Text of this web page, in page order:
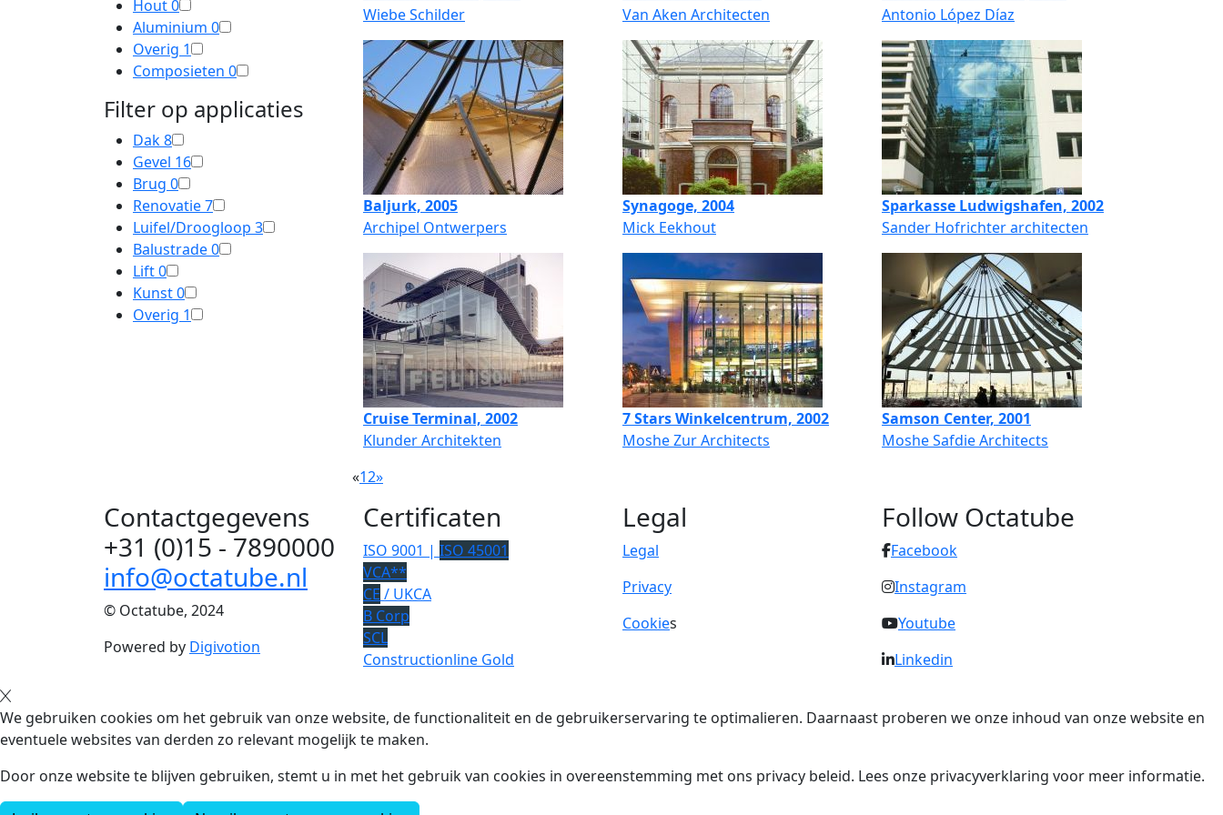
Hout0
Aluminium 0
Overig 1
Composieten 0
Filter op applicaties
Dak8
Gevel 16
Brug 0
Renovatie7
Luifel/Droogloop 3
Balustrade0
Lift0
Kunst0
Overig 1
Wiebe Schilder
Van Aken Architecten
Antonio López Díaz
Baljurk, 2005
Archipel Ontwerpers
Synagoge, 2004
Mick Eekhout
Sparkasse Ludwigshafen, 2002
Sander Hofrichter architecten
Cruise Terminal, 2002
Klunder Architekten
7 Stars Winkelcentrum, 2002
Moshe Zur Architects
Samson Center, 2001
Moshe Safdie Architects
«12»
Contactgegevens
+31 (0)15 - 7890000
info@octatube.nl
© Octatube, 2024
Powered by Digivotion
Certificaten
ISO 9001 | ISO 45001
VCA**
CE / UKCA
B Corp
SCL
Constructionline Gold
Legal
Legal
Privacy
Cookies
Follow Octatube
Facebook
Instagram
Youtube
Linkedin
We gebruiken cookies om het gebruik van onze website, de functionaliteit en de gebruikerservaring te optimalieren. Daarnaast proberen we onze inhoud van onze website en
eventuele websites van derden zo relevant mogelijk te maken.
Door onze website te blijven gebruiken, stemt u in met het gebruik van cookies in overeenstemming met ons privacy beleid. Lees onze privacyverklaring voor meer informatie.